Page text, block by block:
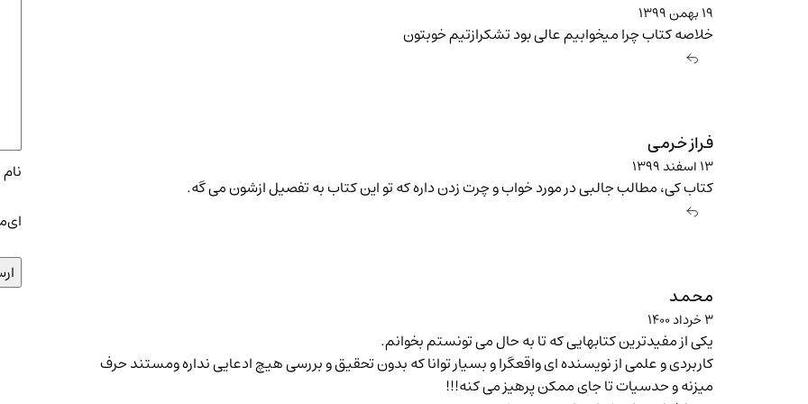
۱۹ بهمن ۱۳۹۹
خلاصه کتاب چرا میخوابیم عالی بود تشکرازتیم خوبتون
فراز خرمی
۱۳ اسفند ۱۳۹۹
کتاب کی، مطالب جالبی در مورد خواب و چرت زدن داره که تو این کتاب به تفصیل ازشون می گه.
محمد
۳ خرداد ۱۴۰۰
یکی از مفیدترین کتابهایی که تا به حال می تونستم بخوانم.
کاربردی و علمی از نویسنده ای واقعگرا و بسیار توانا که بدون تحقیق و بررسی هیچ ادعایی نداره ومستند حرف
میزنه و حدسیات تا جای ممکن پرهیز می کنه!!!
نام